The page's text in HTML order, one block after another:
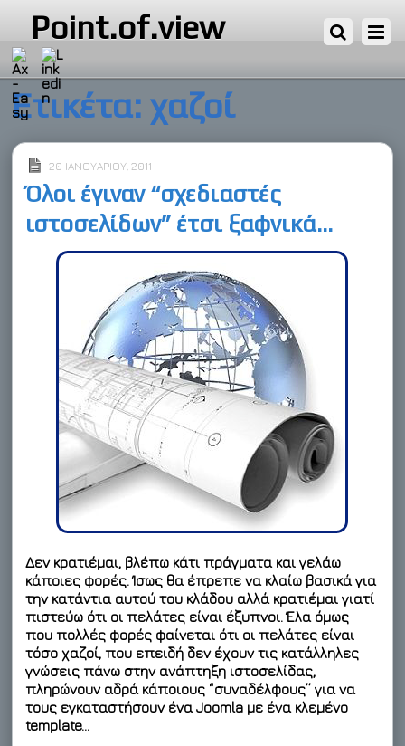
Point.of.view
Ετικέτα:χαζοί
20 ΙΑΝΟΥΑΡΊΟΥ, 2011
Όλοι έγιναν “σχεδιαστές
ιστοσελίδων” έτσι ξαφνικά…
Δεν κρατιέμαι, βλέπω κάτι πράγματα και γελάω
κάποιες φορές. Ίσως θα έπρεπε να κλαίω βασικά για
την κατάντια αυτού του κλάδου αλλά κρατιέμαι γιατί
πιστεύω ότι οι πελάτες είναι έξυπνοι. Έλα όμως
που πολλές φορές φαίνεται ότι οι πελάτες είναι
τόσο χαζοί, που επειδή δεν έχουν τις κατάλληλες
γνώσεις πάνω στην ανάπτηξη ιστοσελίδας,
πληρώνουν αδρά κάποιους “συναδέλφους” για να
τους εγκαταστήσουν ένα Joomla με ένα κλεμένο
template…